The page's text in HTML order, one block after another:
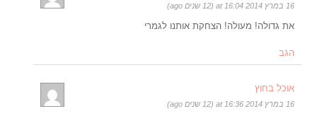
16 במרץ 2014 at 16:04 (12 שנים ago)
את גדולה! מעולה! הצחקת אותנו לגמרי
הגב
אוכל בחוץ
16 במרץ 2014 at 16:36 (12 שנים ago)